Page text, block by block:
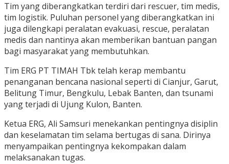
Tim yang diberangkatkan terdiri dari rescuer, tim medis,
tim logistik. Puluhan personel yang diberangkatkan ini
juga dilengkapi peralatan evakuasi, rescue, peralatan
medis dan nantinya akan memberikan bantuan pangan
bagi masyarakat yang membutuhkan.
Tim ERG PT TIMAH Tbk telah kerap membantu
penanganan bencana nasional seperti di Cianjur, Garut,
Belitung Timur, Bengkulu, Lebak Banten, dan tsunami
yang terjadi di Ujung Kulon, Banten.
Ketua ERG, Ali Samsuri menekankan pentingnya disiplin
dan keselamatan tim selama bertugas di sana. Dirinya
menyampaikan pentingnya kekompakan dalam
melaksanakan tugas.